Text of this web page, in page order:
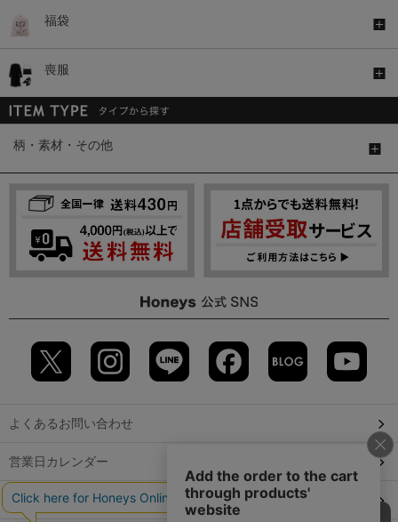
福袋
喪服
柄・素材・その他
よくあるお問い合わせ
営業日カレンダー
店舗検索